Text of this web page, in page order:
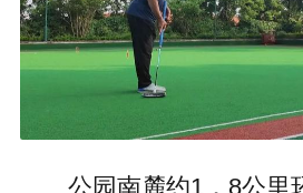
公园南麓约1．8公里